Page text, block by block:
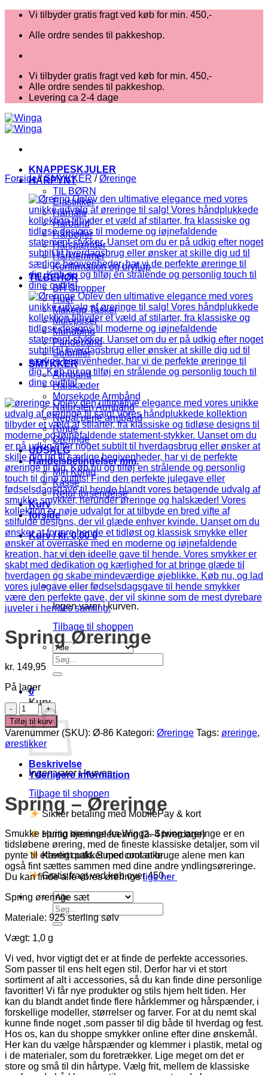
Fortsæt
indhold
Vi tilbyder gratis fragt ved køb for min. 450,-
Alle ordre sendes til pakkeshop.
Vi tilbyder gratis fragt ved køb for min. 450,-
Alle ordre sendes til pakkeshop.
Levering ca 2-4 dage
KNAPPESKJULER
HÅRPYNT
TIL BØRN
Elastikker
Hårnåle
Hårbånd
Hårbøjler
Hårspænder
Hårklemmer
Konfirmation og bryllup
TILBEHØR
BH Stropper
Huer
Makeup Tasker
Muleposer
Mundbind
Pandebånd
Solbriller
SMYKKER
Armbånd
Halskæder
Morsekode Armbånd
Natursten Armbånd
Nepal perle armbånd
Ringe
Øreringe
UDSALG
Handelsbetingelser mm.
Min Konto
Kasse
Retur forsendelse
Kurv
forside
Kurv /kr.0,00 0
Ingen varer i kurven.
Tilbage til shoppen
Søg
efter:
0
Kurv
Ingen varer i kurven.
Tilbage til shoppen
Sikker betaling med MobilePay & kort
Hurtig hjemmelevering (2–4 hverdage)
Kærligt pakket med omtanke
Gratis fragt ved køb over 450,-
Søg
efter:
Forside / SMYKKER / Øreringe
Spring Øreringe
kr. 149,95
På lager
Spring
Øreringe
antal
Tilføj til kurv
Varenummer (SKU): Ø-86 Kategori: Øreringe Tags: øreringe,
ørestikker
Beskrivelse
Yderligere information
Spring – Øreringe
Smukke spring øreringe fra Winga. Spring øreringe er en
tidsløbene ørering, med de fineste klassiske detaljer, som vil
pynte til ethvert outfit. Super cool at bruge alene men kan
også fint sættes sammen med dine andre yndlingsøreringe.
Du kan finde alle vores øreringelige her
Spring øreringe sæt
Materiale: 925 sterling sølv
Vægt: 1,0 g
Vi ved, hvor vigtigt det er at finde de perfekte accessories.
Som passer til ens helt egen stil. Derfor har vi et stort
sortiment af alt i accessories, så du kan finde dine personlige
favoritter! Vi får nye produkter og stils hjem helt tiden. Her
kan du blandt andet finde flere hårklemmer og hårspænder, i
forskellige modeller, størrelser og farver. For at du nemt skal
kunne finde noget ,som passer til dig både til hverdag og fest.
Hos os, kan du shoppe smykker online efter dine ønskemål.
Her kan du vælge hårspænder og klemmer i plastik, metal og
i de materialer, som du foretrækker. Lige meget om det er
store og små til din hårtype. Vælg frit, mellem de klassiske